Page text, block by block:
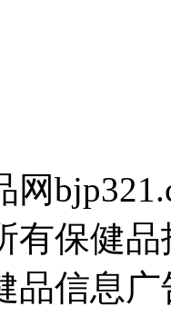
网
有保健
品信息